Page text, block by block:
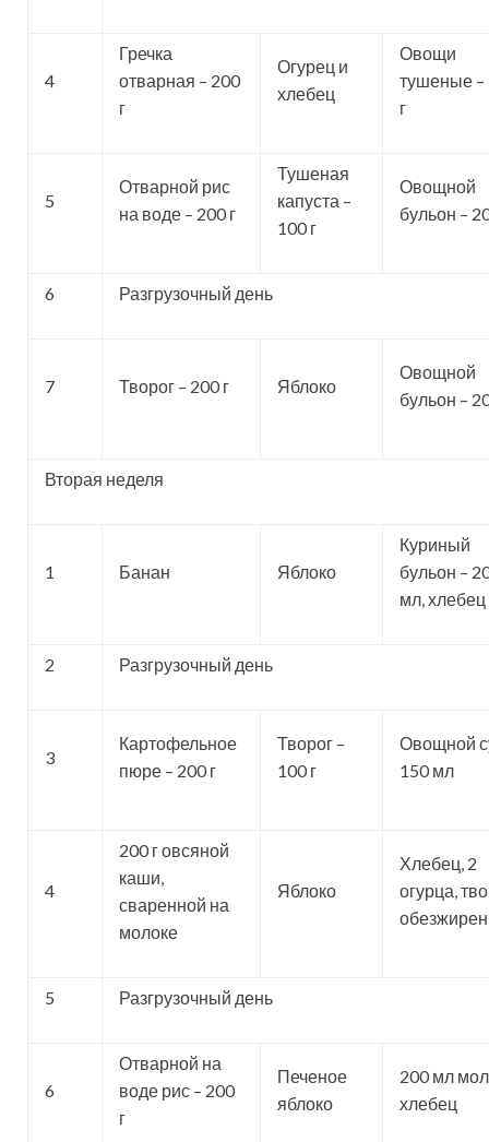
4
Гречка
отварная – 200
г
Огурец и
хлебец
Овощи
тушеные –
г
5
Отварной рис
на воде – 200 г
Тушеная
капуста –
100 г
Овощной
бульон –
6 Разгрузочный день
7 Творог – 200 г Яблоко
Овощной
бульон –
Вторая неделя
1 Банан Яблоко
Куриный
бульон –
мл, хлебец
2 Разгрузочный день
3
Картофельное
пюре – 200 г
Творог –
100 г
Овощной
150 мл
4
200 г овсяной
каши,
сваренной на
молоке
Яблоко
Хлебец, 2
огурца,
5 Разгрузочный день
6
Отварной на
воде рис – 200
г
Печеное
яблоко
200 мл
хлебец